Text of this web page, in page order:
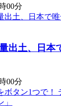
00分
出土、日本
00分